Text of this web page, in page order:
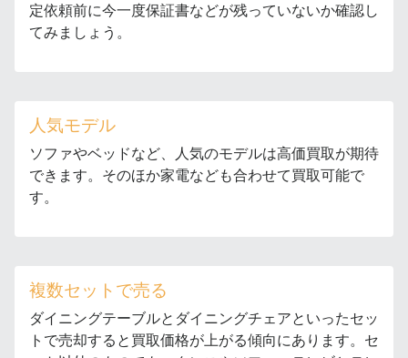
定依頼前に今一度保証書などが残っていないか確認し
てみましょう。
人気モデル
ソファやベッドなど、人気のモデルは高価買取が期待
できます。そのほか家電なども合わせて買取可能で
す。
複数セットで売る
ダイニングテーブルとダイニングチェアといったセッ
トで売却すると買取価格が上がる傾向にあります。セ